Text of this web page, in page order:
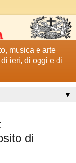
musica e arte
ieri, di oggi e di
▼
di